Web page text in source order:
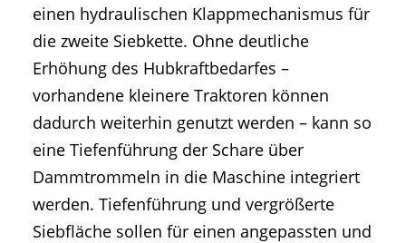
einen hydraulischen Klappmechanismus für
die zweite Siebkette. Ohne deutliche
Erhöhung des Hubkraftbedarfes –
vorhandene kleinere Traktoren können
dadurch weiterhin genutzt werden – kann so
eine Tiefenführung der Schare über
Dammtrommeln in die Maschine integriert
werden. Tiefenführung und vergrößerte
Siebfläche sollen für einen angepassten und